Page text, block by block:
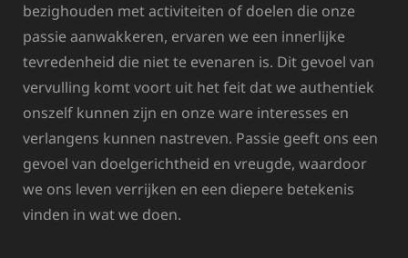
bezighouden met activiteiten of doelen die onze
passie aanwakkeren, ervaren we een innerlijke
tevredenheid die niet te evenaren is. Dit gevoel van
vervulling komt voort uit het feit dat we authentiek
onszelf kunnen zijn en onze ware interesses en
verlangens kunnen nastreven. Passie geeft ons een
gevoel van doelgerichtheid en vreugde, waardoor
we ons leven verrijken en een diepere betekenis
vinden in wat we doen.